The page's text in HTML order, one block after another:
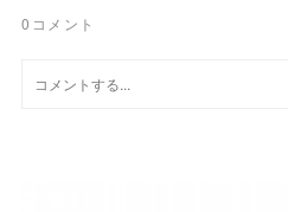
0 コメント